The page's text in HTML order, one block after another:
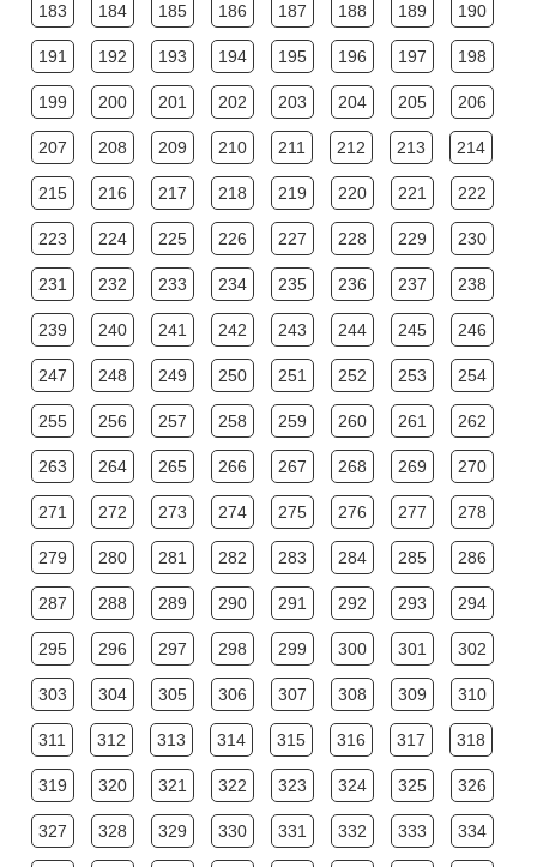
183 184 185 186 187 188 189 190
191 192 193 194 195 196 197 198
199 200 201 202 203 204 205 206
207 208 209 210 211 212 213 214
215 216 217 218 219 220 221 222
223 224 225 226 227 228 229 230
231 232 233 234 235 236 237 238
239 240 241 242 243 244 245 246
247 248 249 250 251 252 253 254
255 256 257 258 259 260 261 262
263 264 265 266 267 268 269 270
271 272 273 274 275 276 277 278
279 280 281 282 283 284 285 286
287 288 289 290 291 292 293 294
295 296 297 298 299 300 301 302
303 304 305 306 307 308 309 310
311 312 313 314 315 316 317 318
319 320 321 322 323 324 325 326
327 328 329 330 331 332 333 334